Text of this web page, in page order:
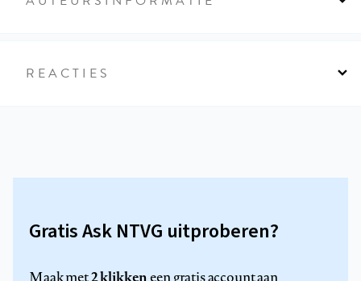
REACTIES
Gratis Ask NTVG uitproberen?
Maak met2 klikkeneen gratis account aan